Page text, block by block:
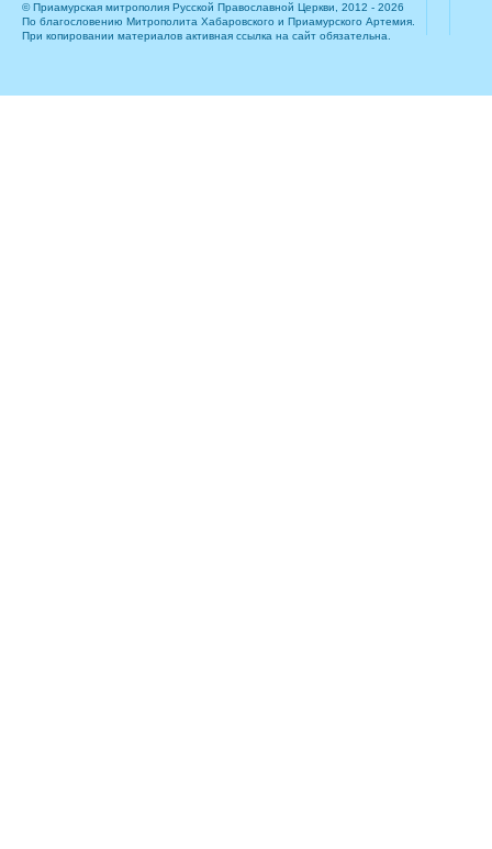
© Приамурская митрополия Русской Православной Церкви, 2012 - 2026
По благословению Митрополита Хабаровского и Приамурского Артемия.
При копировании материалов активная ссылка на сайт обязательна.